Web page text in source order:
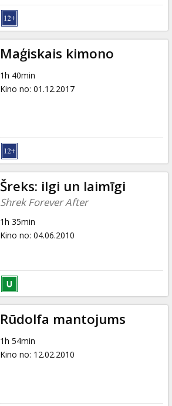
Maģiskais kimono
1h 40min
Kino no: 01.12.2017
Šreks: ilgi un laimīgi
Shrek Forever After
1h 35min
Kino no: 04.06.2010
Rūdolfa mantojums
1h 54min
Kino no: 12.02.2010